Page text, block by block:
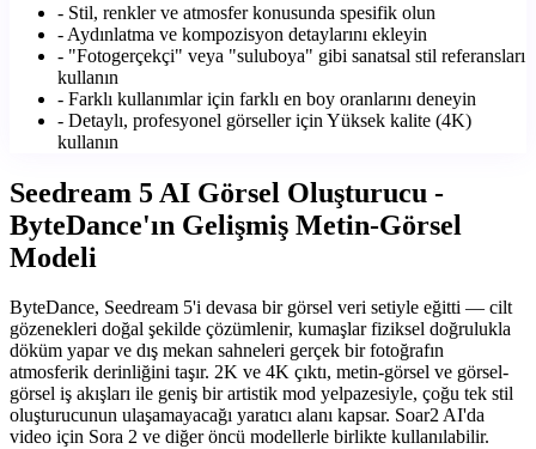
- Stil, renkler ve atmosfer konusunda spesifik olun
- Aydınlatma ve kompozisyon detaylarını ekleyin
- "Fotogerçekçi" veya "suluboya" gibi sanatsal stil referansları
kullanın
- Farklı kullanımlar için farklı en boy oranlarını deneyin
- Detaylı, profesyonel görseller için Yüksek kalite (4K)
kullanın
Seedream 5 AI Görsel Oluşturucu -
ByteDance'ın Gelişmiş Metin-Görsel
Modeli
ByteDance, Seedream 5'i devasa bir görsel veri setiyle eğitti — cilt
gözenekleri doğal şekilde çözümlenir, kumaşlar fiziksel doğrulukla
döküm yapar ve dış mekan sahneleri gerçek bir fotoğrafın
atmosferik derinliğini taşır. 2K ve 4K çıktı, metin-görsel ve görsel-
görsel iş akışları ile geniş bir artistik mod yelpazesiyle, çoğu tek stil
oluşturucunun ulaşamayacağı yaratıcı alanı kapsar. Soar2 AI'da
video için Sora 2 ve diğer öncü modellerle birlikte kullanılabilir.